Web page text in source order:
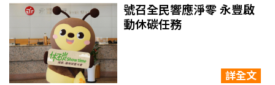
號召全民響應淨零 永豐啟
動休碳任務
詳全文